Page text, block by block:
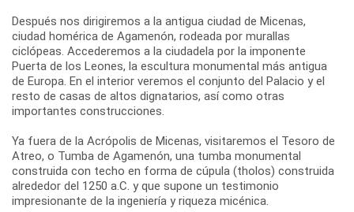
Después nos dirigiremos a la antigua ciudad de Micenas,
ciudad homérica de Agamenón, rodeada por murallas
ciclópeas. Accederemos a la ciudadela por la imponente
Puerta de los Leones, la escultura monumental más antigua
de Europa. En el interior veremos el conjunto del Palacio y el
resto de casas de altos dignatarios, así como otras
importantes construcciones.
Ya fuera de la Acrópolis de Micenas, visitaremos el Tesoro de
Atreo, o Tumba de Agamenón, una tumba monumental
construida con techo en forma de cúpula (tholos) construida
alrededor del 1250 a.C. y que supone un testimonio
impresionante de la ingeniería y riqueza micénica.